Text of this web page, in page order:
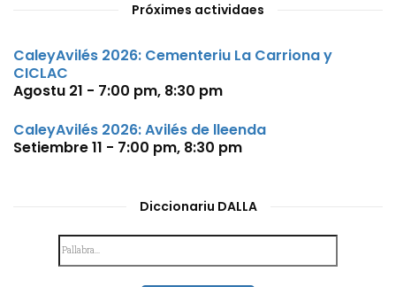
Próximes actividaes
CaleyAvilés 2026: Cementeriu La Carriona y
CICLAC
Agostu 21 - 7:00 pm, 8:30 pm
CaleyAvilés 2026: Avilés de lleenda
Setiembre 11 - 7:00 pm, 8:30 pm
Diccionariu DALLA